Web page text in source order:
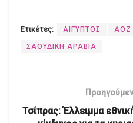
Ετικέτες: ΑΙΓΥΠΤΟΣ ΑΟΖ
ΣΑΟΥΔΙΚΗ ΑΡΑΒΙΑ
Τσίπρας: Έλλειμμα